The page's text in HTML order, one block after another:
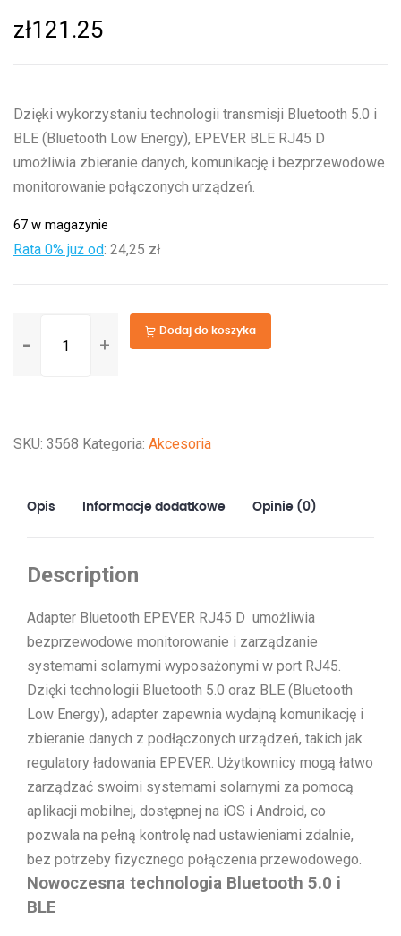
zł121.25
Dzięki wykorzystaniu technologii transmisji Bluetooth 5.0 i
BLE (Bluetooth Low Energy), EPEVER BLE RJ45 D
umożliwia zbieranie danych, komunikację i bezprzewodowe
monitorowanie połączonych urządzeń.
67 w magazynie
Rata 0% już od: 24,25 zł
Adapter
D
Dodaj do koszyka
SKU: 3568 Kategoria: Akcesoria
Opis Informacje dodatkowe Opinie (0)
Description
Adapter Bluetooth EPEVER RJ45 D umożliwia
bezprzewodowe monitorowanie i zarządzanie
systemami solarnymi wyposażonymi w port RJ45.
Dzięki technologii Bluetooth 5.0 oraz BLE (Bluetooth
Low Energy), adapter zapewnia wydajną komunikację i
zbieranie danych z podłączonych urządzeń, takich jak
regulatory ładowania EPEVER. Użytkownicy mogą łatwo
zarządzać swoimi systemami solarnymi za pomocą
aplikacji mobilnej, dostępnej na iOS i Android, co
pozwala na pełną kontrolę nad ustawieniami zdalnie,
bez potrzeby fizycznego połączenia przewodowego.
Nowoczesna technologia Bluetooth 5.0 i
BLE